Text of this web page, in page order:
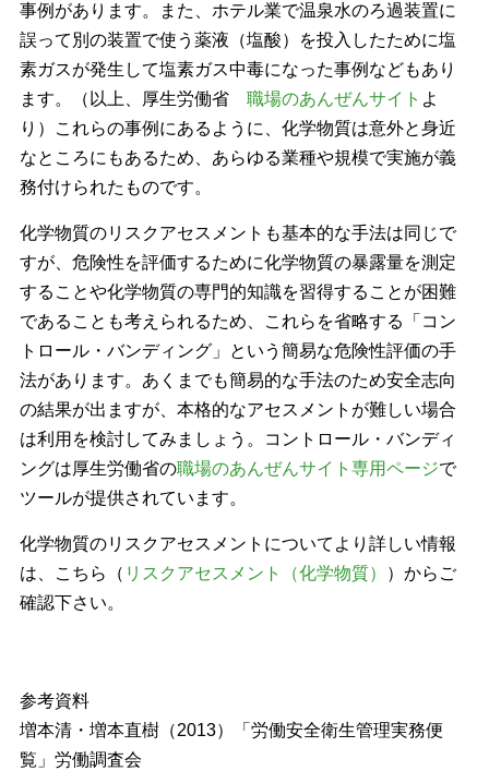
事例があります。また、ホテル業で温泉水のろ過装置に
誤って別の装置で使う薬液（塩酸）を投入したために塩
素ガスが発生して塩素ガス中毒になった事例などもあり
ます。（以上、厚生労働省 職場のあんぜんサイト よ
り）これらの事例にあるように、化学物質は意外と身近
なところにもあるため、あらゆる業種や規模で実施が義
務付けられたものです。
化学物質のリスクアセスメントも基本的な手法は同じで
すが、危険性を評価するために化学物質の暴露量を測定
することや化学物質の専門的知識を習得することが困難
であることも考えられるため、これらを省略する「コン
トロール・バンディング」という簡易な危険性評価の手
法があります。あくまでも簡易的な手法のため安全志向
の結果が出ますが、本格的なアセスメントが難しい場合
は利用を検討してみましょう。コントロール・バンディ
ングは厚生労働省の職場のあんぜんサイト専用ページで
ツールが提供されています。
化学物質のリスクアセスメントについてより詳しい情報
は、こちら（ リスクアセスメント（化学物質）
）からご
確認下さい。
参考資料
増本清・増本直樹（2013）「労働安全衛生管理実務便
覧」労働調査会